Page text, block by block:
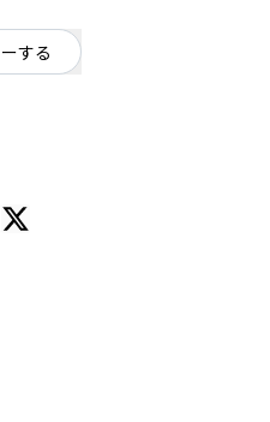
する
の秩序などの現実の姿を歌ってい